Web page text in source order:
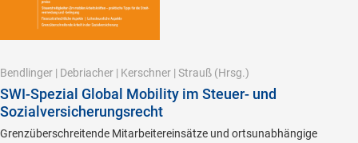
Bendlinger | Debriacher | Kerschner | Strauß (Hrsg.)
SWI-Spezial Global Mobility im Steuer- und
Sozialversicherungsrecht
Grenzüberschreitende Mitarbeitereinsätze und ortsunabhängige